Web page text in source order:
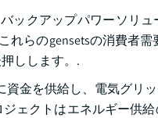
ックアップパワーソリ
らのgensetsの消費者
しします。.
資金を供給し、電気グ
ェクトはエネルギー供